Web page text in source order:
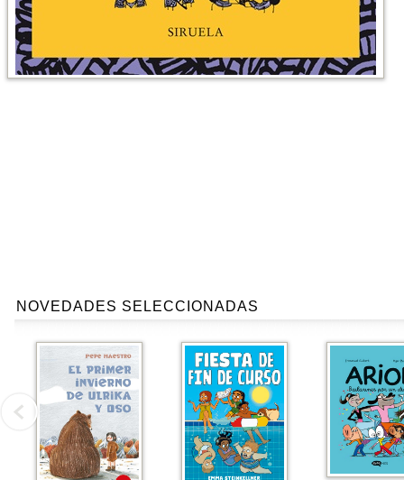
NOVEDADES SELECCIONADAS